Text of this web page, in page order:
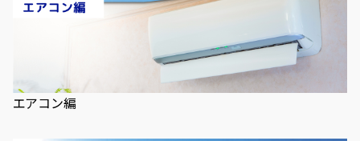
エアコン編